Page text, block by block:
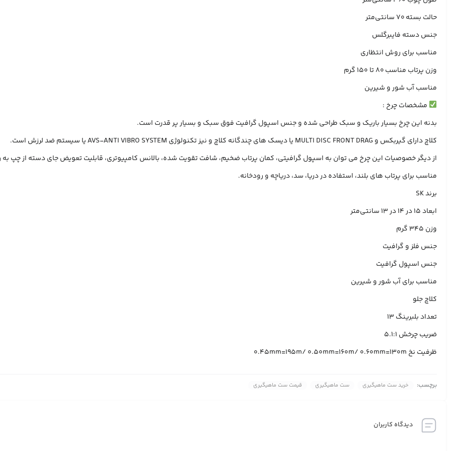
حالت بسته 70 سانتی‌متر
جنس دسته فایبرگلس
مناسب برای روش انتظاری
وزن پرتاب مناسب 80 تا 150 گرم
مناسب آب شور و شیرین
مشخصات چرخ :
بدنه این چرخ بسیار باریک و سبک طراحی شده و جنس اسپول گرافیت فوق سبک و بسیار پر قدرت است.
کلاچ دارای گیربکس و MULTI DISC FRONT DRAG یا دیسک های چندگانه کلاچ و نیز تکنولوژی AVS-ANTI VIBRO SYSTEM یا سیستم ضد لرزش است.
از دیگر خصوصیات این چرخ می توان به اسپول گرافیتی، کمان پرتاب ضخیم، شافت تقویت شده، بالانس کامپیوتری، قابلیت تعویض جای دسته از چپ
مناسب برای پرتاب های بلند، استفاده در دریا، سد، دریاچه و رودخانه.‌‌
برند SK
ابعاد 15 در 14 در 13 سانتی‌متر
وزن 345 گرم
جنس فلز و گرافیت
جنس اسپول گرافیت
مناسب برای آب شور و شیرین
کلاچ جلو
تعداد بلبرینگ 13
ضریب چرخش 5.1:1
ظرفیت نخ 0.45mm=195m/ 0.50mm=160m/ 0.60mm=130m
برچسب: خرید ست ماهیگیری ست ماهیگیری قیمت ست ماهیگیری
دیدگاه کاربران